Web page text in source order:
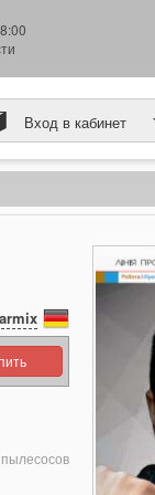
Вход в кабинет